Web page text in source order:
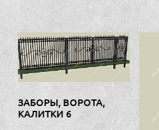
ЗАБОРЫ, ВОРОТА,
КАЛИТКИ 6